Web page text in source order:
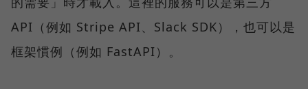
API（例如 Stripe API、Slack SDK），也可以是
框架慣例（例如 FastAPI）。